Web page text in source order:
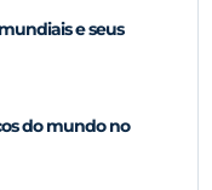
e seus
do mundo no